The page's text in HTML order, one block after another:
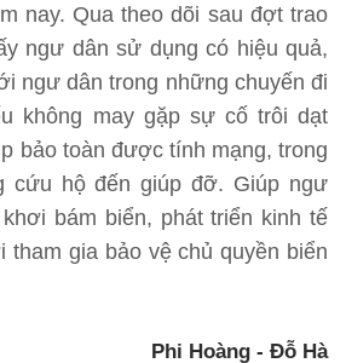
nay. Qua theo dõi sau đợt trao
ngư dân sử dụng có hiệu quả,
ngư dân trong những chuyến đi
không may gặp sự cố trôi dạt
bảo toàn được tính mạng, trong
cứu hộ đến giúp đỡ. Giúp ngư
bám biển, phát triển kinh tế
tham gia bảo vệ chủ quyền biển
Phi Hoàng - Đỗ Hà